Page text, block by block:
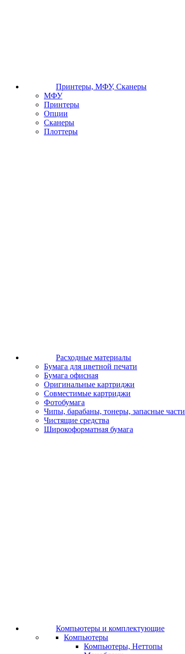
Принтеры, МФУ, Сканеры
МФУ
Принтеры
Опции
Сканеры
Плоттеры
Расходные материалы
Бумага для цветной печати
Бумага офисная
Оригинальные картриджи
Совместимые картриджи
Фотобумага
Чипы, барабаны, тонеры, запасные части
Чистящие средства
Широкоформатная бумага
Компьютеры и комплектующие
Компьютеры
Компьютеры, Неттопы